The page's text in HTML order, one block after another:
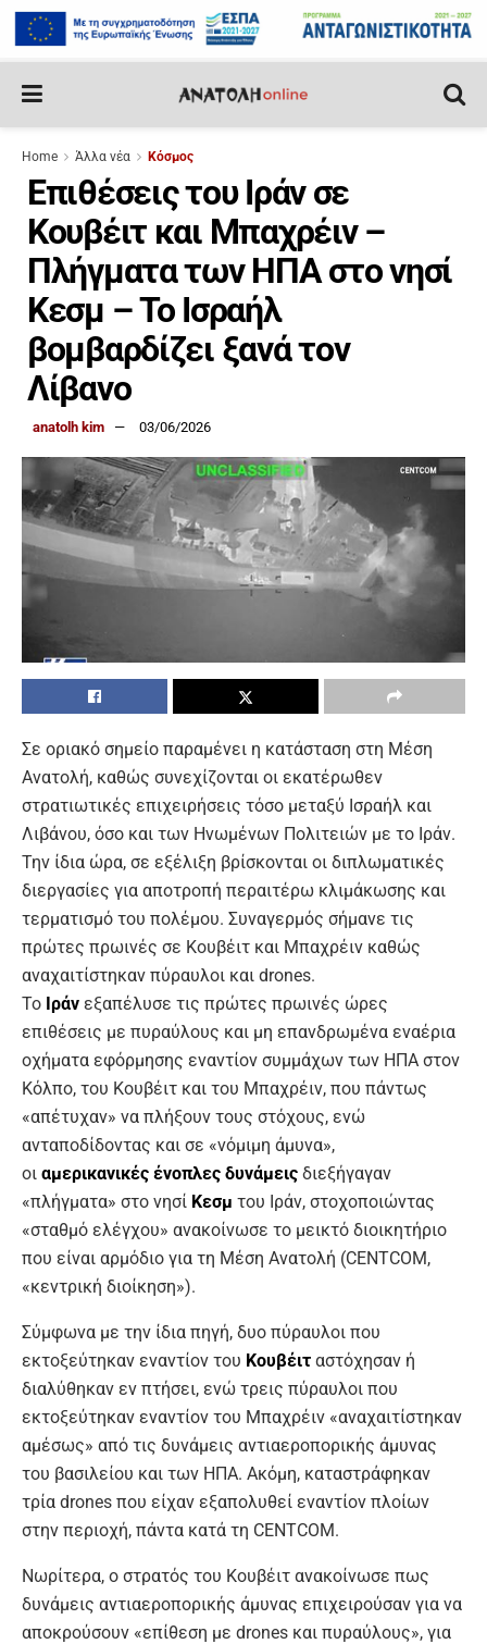
Home Άλλα νέα Κόσμος
Επιθέσεις του Ιράν σε
Κουβέιτ και Μπαχρέιν –
Πλήγματα των ΗΠΑ στο νησί
Κεσμ – Το Ισραήλ
βομβαρδίζει ξανά τον
Λίβανο
anatolh kim 03/06/2026
Σε οριακό σημείο παραμένει η κατάσταση στη Μέση
Ανατολή, καθώς συνεχίζονται οι εκατέρωθεν
στρατιωτικές επιχειρήσεις τόσο μεταξύ Ισραήλ και
Λιβάνου, όσο και των Ηνωμένων Πολιτειών με το Ιράν.
Την ίδια ώρα, σε εξέλιξη βρίσκονται οι διπλωματικές
διεργασίες για αποτροπή περαιτέρω κλιμάκωσης και
τερματισμό του πολέμου. Συναγερμός σήμανε τις
πρώτες πρωινές σε Κουβέιτ και Μπαχρέιν καθώς
αναχαιτίστηκαν πύραυλοι και drones.
Το Ιράν εξαπέλυσε τις πρώτες πρωινές ώρες
επιθέσεις με πυραύλους και μη επανδρωμένα εναέρια
οχήματα εφόρμησης εναντίον συμμάχων των ΗΠΑ στον
Κόλπο, του Κουβέιτ και του Μπαχρέιν, που πάντως
«απέτυχαν» να πλήξουν τους στόχους, ενώ
ανταποδίδοντας και σε «νόμιμη άμυνα»,
οι αμερικανικές ένοπλες δυνάμεις διεξήγαγαν
«πλήγματα» στο νησί Κεσμ του Ιράν, στοχοποιώντας
«σταθμό ελέγχου» ανακοίνωσε το μεικτό διοικητήριο
που είναι αρμόδιο για τη Μέση Ανατολή (CENTCOM,
«κεντρική διοίκηση»).
Σύμφωνα με την ίδια πηγή, δυο πύραυλοι που
εκτοξεύτηκαν εναντίον του Κουβέιτ αστόχησαν ή
διαλύθηκαν εν πτήσει, ενώ τρεις πύραυλοι που
εκτοξεύτηκαν εναντίον του Μπαχρέιν «αναχαιτίστηκαν
αμέσως» από τις δυνάμεις αντιαεροπορικής άμυνας
του βασιλείου και των ΗΠΑ. Ακόμη, καταστράφηκαν
τρία drones που είχαν εξαπολυθεί εναντίον πλοίων
στην περιοχή, πάντα κατά τη CENTCOM.
Νωρίτερα, ο στρατός του Κουβέιτ ανακοίνωσε πως
δυνάμεις αντιαεροπορικής άμυνας επιχειρούσαν για να
αποκρούσουν «επίθεση με drones και πυραύλους», για